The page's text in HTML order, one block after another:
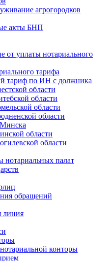
агрогородков
акты БНП
от уплаты нотариального
тарифа
тариф по ИН с должника
области
области
области
области
области
области
нотариальных палат
обращений
линия
конторы